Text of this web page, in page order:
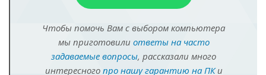
Чтобы помочь Вам с выбором компьютера
мы приготовили ответы на часто
задаваемые вопросы, рассказали много
интересного про нашу гарантию на ПКи